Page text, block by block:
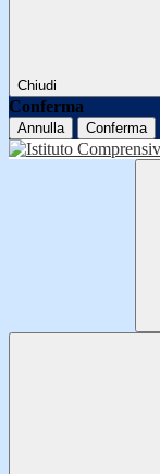
Chiudi
Conferma
Annulla Conferma